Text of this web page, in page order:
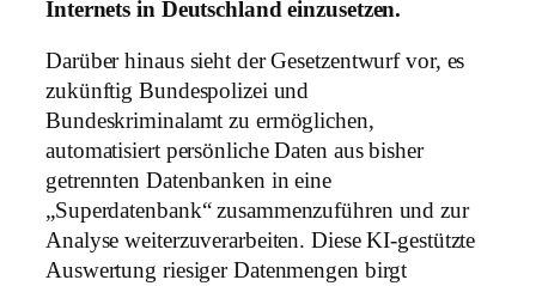
Internets in Deutschland einzusetzen.
Darüber hinaus sieht der Gesetzentwurf vor, es
zukünftig Bundespolizei und
Bundeskriminalamt zu ermöglichen,
automatisiert persönliche Daten aus bisher
getrennten Datenbanken in eine
„Superdatenbank“ zusammenzuführen und zur
Analyse weiterzuverarbeiten. Diese KI-gestützte
Auswertung riesiger Datenmengen birgt